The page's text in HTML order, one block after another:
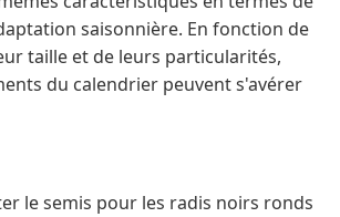
saisonnière. En fonction de
taille et de leurs particularités,
du calendrier peuvent s'avérer
le semis pour les radis noirs ronds